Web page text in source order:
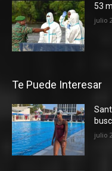
53
julio
Te Puede Interesar
julio